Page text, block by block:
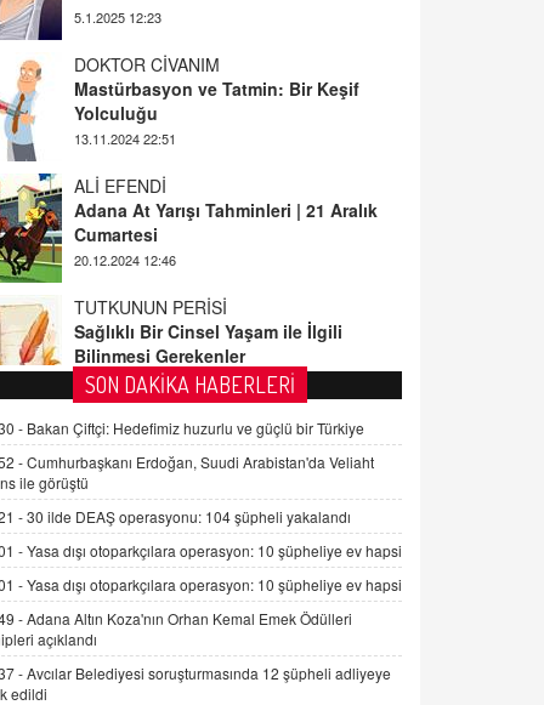
DOKTOR CİVANIM
Yolculuğu
13.11.2024 22:51
ALİ EFENDİ
Cumartesi
20.12.2024 12:46
TUTKUNUN PERİSİ
Bilinmesi Gerekenler
08.11.2024 13:16
FARUK ÖNALAN
Tezkere Onaylanmasaydı…
2 Kasım 2021 Salı 00:11
AV. DOĞAN CAN DOĞAN
Kişisel verilerin korunması ve dijital
hukukun gelişimi
15.09.2025 16:17
SEHER EREK
Kış Ayları Geldi, Hangi Önlemler
Alınmalı?
SON DAKİKA HABERLERİ
- Bakan Çiftçi: Hedefimiz huzurlu ve güçlü bir Türkiye
-Cumhurbaşkanı Erdoğan, Suudi Arabistan'da Veliaht
ile görüştü
-30 ilde DEAŞ operasyonu: 104 şüpheli yakalandı
-Yasa dışı otoparkçılara operasyon: 10 şüpheliye ev hapsi
-Yasa dışı otoparkçılara operasyon: 10 şüpheliye ev hapsi
-Adana Altın Koza'nın Orhan Kemal Emek Ödülleri
açıklandı
-Avcılar Belediyesi soruşturmasında 12 şüpheli adliyeye
edildi